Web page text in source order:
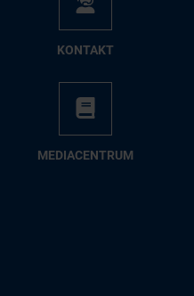
KON­TAKT
ME­DIA­CEN­TRUM